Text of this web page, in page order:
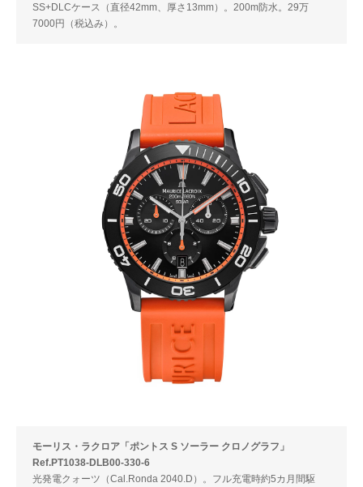
SS+DLCケース（直径42mm、厚さ13mm）。200m防水。29万
7000円（税込み）。
モーリス・ラクロア「ポントス S ソーラー クロノグラフ」
Ref.PT1038-DLB00-330-6
光発電クォーツ（Cal.Ronda 2040.D）。フル充電時約5カ月間駆